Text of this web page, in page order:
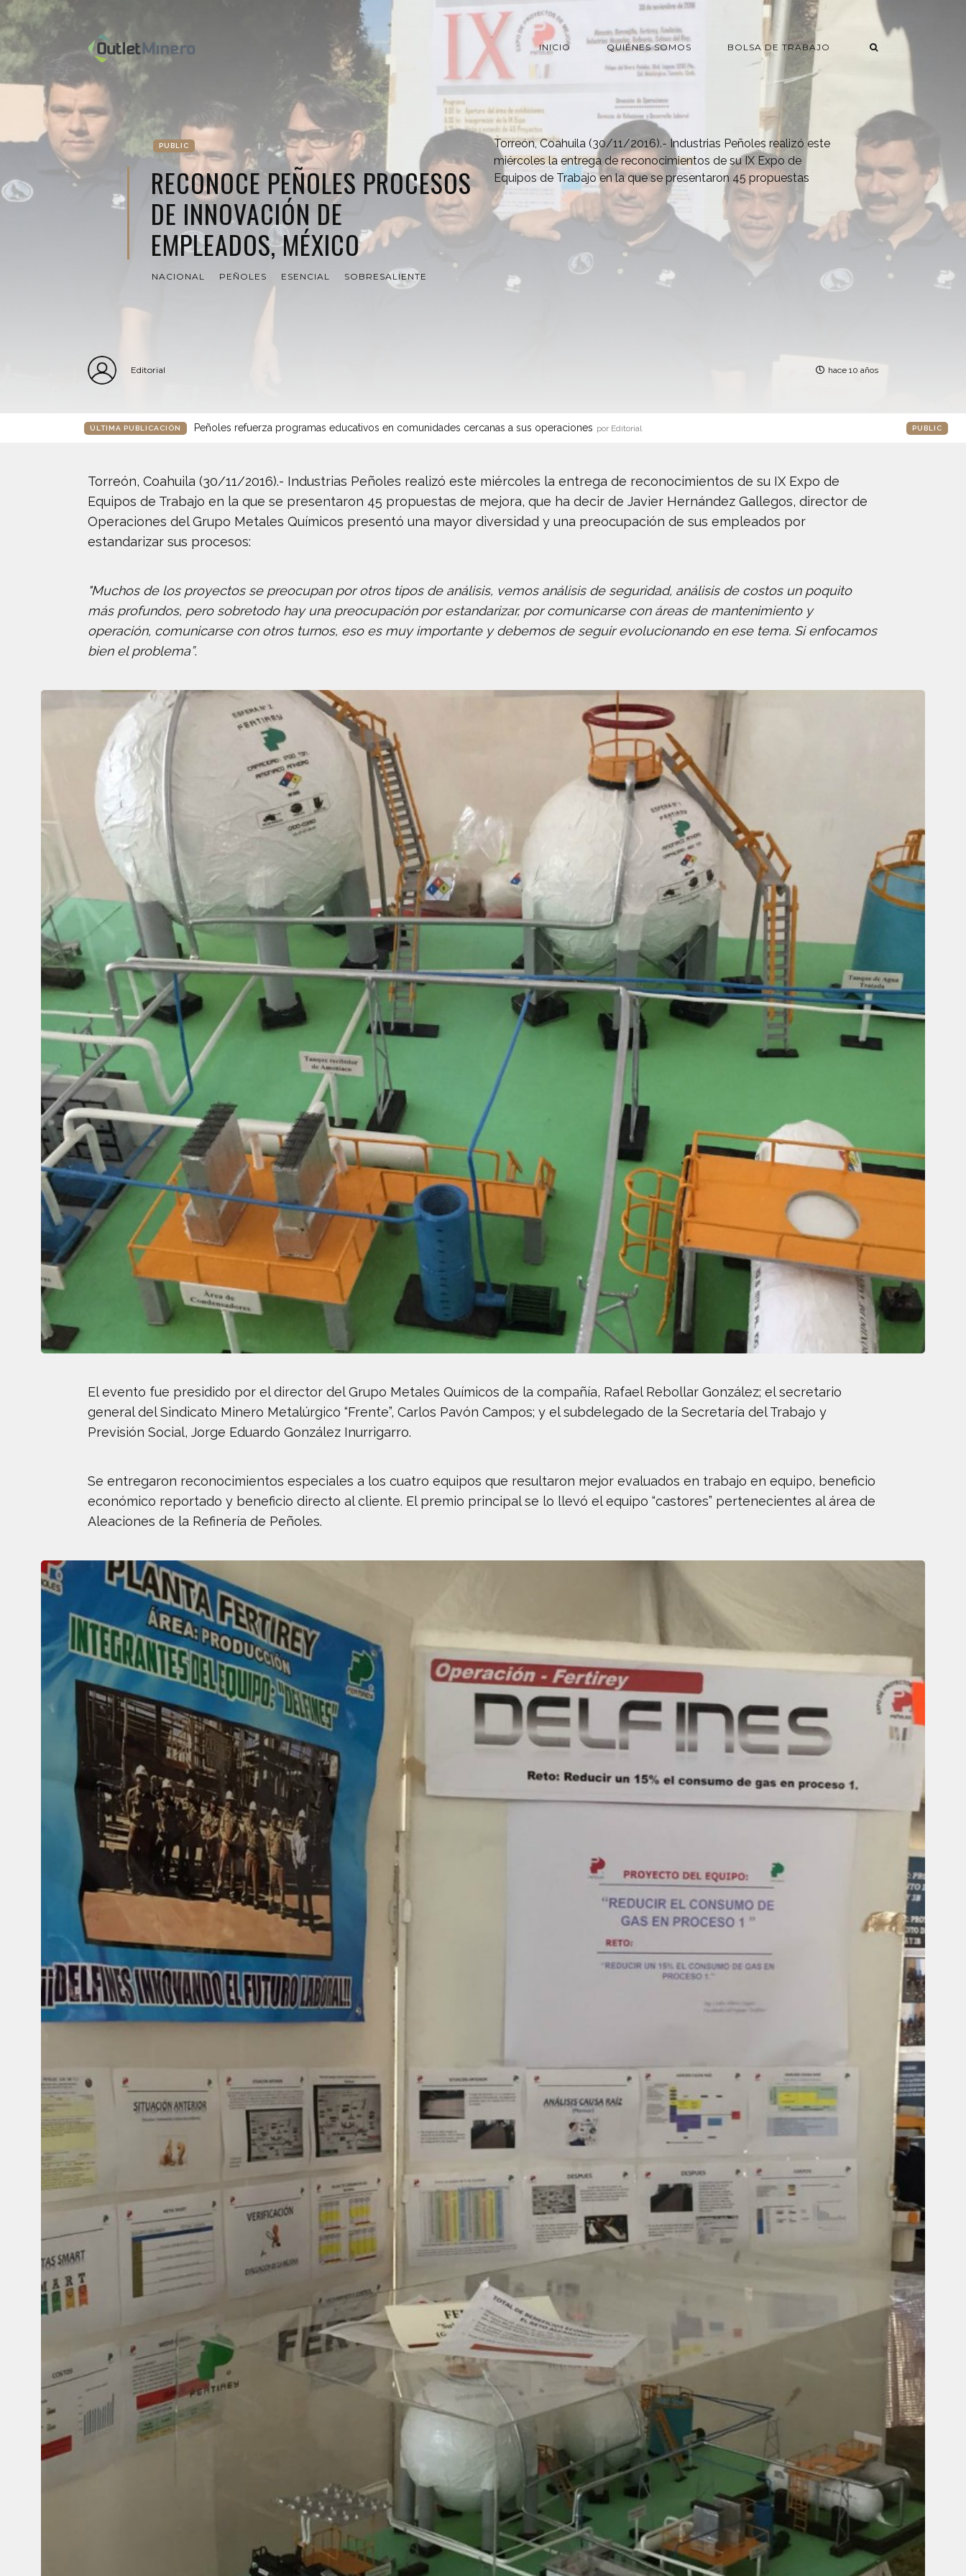
INICIO QUIÉNES SOMOS BOLSA DE TRABAJO
PUBLIC
RECONOCE PEÑOLES PROCESOS
DE INNOVACIÓN DE
EMPLEADOS, MÉXICO
NACIONAL PEÑOLES ESENCIAL SOBRESALIENTE
Torreón, Coahuila (30/11/2016).- Industrias Peñoles realizó este
miércoles la entrega de reconocimientos de su IX Expo de
Equipos de Trabajo en la que se presentaron 45 propuestas
Editorial hace 10 años
ÚLTIMA PUBLICACIÓN Peñoles refuerza programas educativos en comunidades cercanas a sus operaciones por Editorial PUBLIC
Torreón, Coahuila (30/11/2016).- Industrias Peñoles realizó este miércoles la entrega de reconocimientos de su IX Expo de
Equipos de Trabajo en la que se presentaron 45 propuestas de mejora, que ha decir de Javier Hernández Gallegos, director de
Operaciones del Grupo Metales Químicos presentó una mayor diversidad y una preocupación de sus empleados por
estandarizar sus procesos:
"Muchos de los proyectos se preocupan por otros tipos de análisis, vemos análisis de seguridad, análisis de costos un poquito
más profundos, pero sobretodo hay una preocupación por estandarizar, por comunicarse con áreas de mantenimiento y
operación, comunicarse con otros turnos, eso es muy importante y debemos de seguir evolucionando en ese tema. Si enfocamos
bien el problema”.
El evento fue presidido por el director del Grupo Metales Químicos de la compañía, Rafael Rebollar González; el secretario
general del Sindicato Minero Metalúrgico “Frente”, Carlos Pavón Campos; y el subdelegado de la Secretaría del Trabajo y
Previsión Social, Jorge Eduardo González Inurrigarro.
Se entregaron reconocimientos especiales a los cuatro equipos que resultaron mejor evaluados en trabajo en equipo, beneficio
económico reportado y beneficio directo al cliente. El premio principal se lo llevó el equipo “castores” pertenecientes al área de
Aleaciones de la Refinería de Peñoles.